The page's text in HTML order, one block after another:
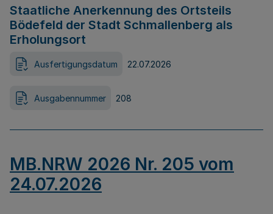
Staatliche Anerkennung des Ortsteils
Bödefeld der Stadt Schmallenberg als
Erholungsort
Ausfertigungsdatum 22.07.2026
Ausgabennummer 208
MB.NRW 2026 Nr. 205 vom
24.07.2026